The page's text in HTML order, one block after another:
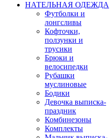
НАТЕЛЬНАЯ ОДЕЖДА
Футболки и
лонгсливы
Кофточки,
ползунки и
трусики
Брюки и
велосипедки
Рубашки
муслиновые
Бодики
Девочка выписка-
праздник
Комбинезоны
Комплекты